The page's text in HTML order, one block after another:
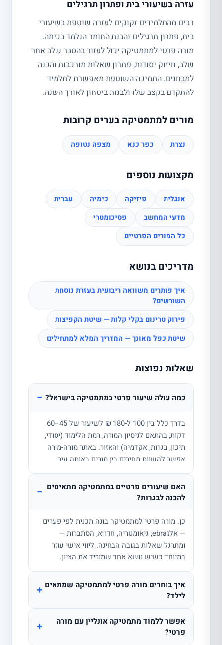
עזרה בשיעורי בית ופתרון תרגילים
רבים מהתלמידים זקוקים לעזרה שוטפת בשיעורי
בית, פתרון תרגילים והבנת החומר הנלמד בכיתה.
מורה פרטי למתמטיקה יכול לעזור בהסבר שלב אחר
שלב, חיזוק יסודות, פתרון שאלות מורכבות והכנה
למבחנים. התמיכה השוטפת מאפשרת לתלמיד
להתקדם בקצב שלו ולבנות ביטחון לאורך השנה.
מורים למתמטיקה בערים קרובות
נצרת כפר כנא מצפה נטופה
מקצועות נוספים
אנגלית פיזיקה כימיה
עברית
מדעי המחשב
פסיכומטרי
כל המורים הפרטיים
מדריכים בנושא
איך פותרים משוואה ריבועית בעזרת נוסחת
השורשים?
פירוק טרינום בקלי קלות — שיטת הקפיצות
שיטת כפל מאונך — המדריך המלא למתחילים
שאלות נפוצות
כמה עולה שיעור פרטי במתמטיקה בישראל? −
בדרך כלל בין 100 ל-180 ₪ לשיעור של 45–60
דקות, בהתאם לניסיון המורה, רמת הלימוד (יסודי,
תיכון, בגרות, אקדמיה) והאזור. באתר מורה-מורה
אפשר להשוות מחירים בין מורים באותה עיר.
האם שיעורים פרטיים במתמטיקה מתאימים
להכנה לבגרות?
−
כן. מורה פרטי למתמטיקה בונה תכנית לפי פערים
— אלגebra, גיאומטריה, חדו״א, הסתברות —
ומתרגל שאלות בגובה הבחינה. ליווי אישי עוזר
במיוחד כשיש נושא אחד שמוריד את הציון.
איך בוחרים מורה פרטי למתמטיקה שמתאים
לילד?
+
אפשר ללמוד מתמטיקה אונליין עם מורה
פרטי?
+